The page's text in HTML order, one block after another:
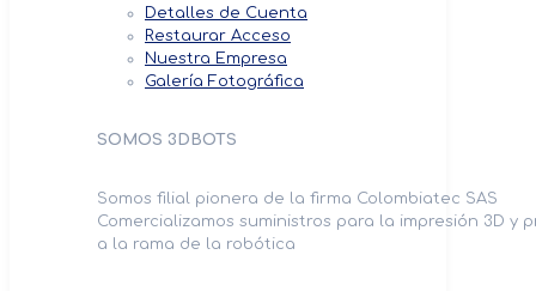
Detalles de Cuenta
Restaurar Acceso
Nuestra Empresa
Galería Fotográfica
SOMOS 3DBOTS
Somos filial pionera de la firma Colombiatec SAS
Comercializamos suministros para la impresión 3D
a la rama de la robótica